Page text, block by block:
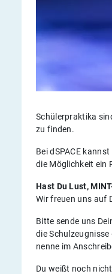
Schülerpraktika
zu finden.
Bei dSPACE
die Möglichkeit ein
Hast Du Lust,
Wir freuen uns auf
Bitte sende uns
die
nenne im
Du weißt noch